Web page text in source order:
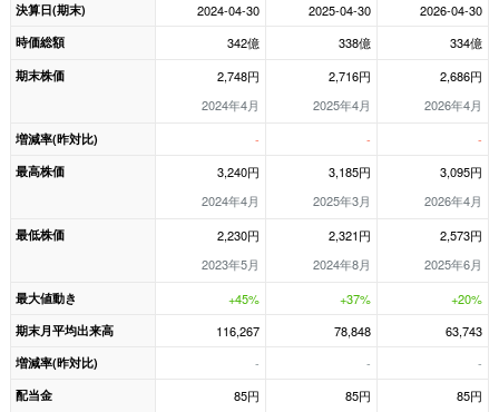
決算日(期末)
2024-04-30 2025-04-30 2026-04-30
時価総額 342億 338億 334億
期末株価
2,748円
2024年4月
2,716円
2025年4月
2,686円
2026年4月
増減率(昨対比) - - -
最高株価
3,240円
2024年4月
3,185円
2025年3月
3,095円
2026年4月
最低株価
2,230円
2023年5月
2,321円
2024年8月
2,573円
2025年6月
最大値動き +45% +37% +20%
期末月平均出来高 116,267 78,848 63,743
増減率(昨対比) - - -
配当金 85円 85円 85円